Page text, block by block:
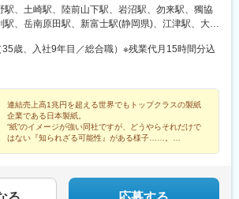
談ください）※工場毎の応募状況により充足となる
す★「総合職」でのご入社の場合、初任地は石
テーションを行うため、多くのチャレンジができ
限定総合職」でのご入社の場合、石巻・富士・
きます。紙をつくるという性質上、各工場は水資
に拠点を構えています。美味しいお酒やご飯にた
すよ！
駅、土崎駅、陸前山下駅、岩沼駅、勿来駅、獨協
駅、岳南原田駅、新富士駅(静岡県)、江津駅、大竹
歳、入社9年目／総合職）※残業代月15時間分込
連結売上高1兆円を超える世界でもトップクラスの製紙
企業である日本製紙。
“紙”のイメージが強い同社ですが、どうやらそれだけで
はない『知られざる可能性』がある様子……。